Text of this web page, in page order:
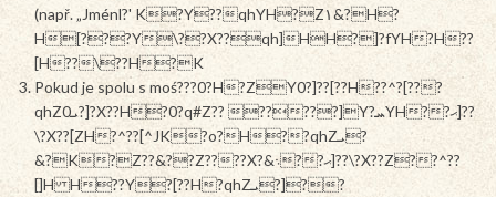
(např. „Jménl?' K?Y??qhYH?Z۱&?H?
H[???Y\??X??qh]HH?]?fYH?H??
[H??\??H?K
Pokud je spolu s moś???0?H?ZY0?]??[??H?؜?^?[???
qhZܝ0?]?X??H?0?q#Z?? ?????]Y?ܚYH??ޙ]??
\?X??[ZH?^??[^JK?o?H??qhZܝ?
&?K?Z??&??Z????X?&܈??ޙ]??\?X??Z??^??
[]H H??Y?[??H?qhZܝ?]??